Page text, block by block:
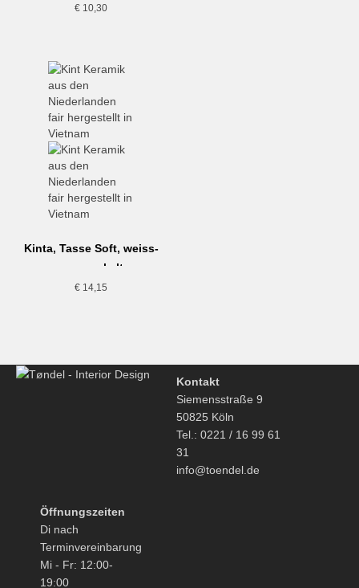
€ 10,30
Kinta, Tasse Soft, weiss-
gesprenkelt
€ 14,15
Kontakt
Siemensstraße 9
50825 Köln
Tel.: 0221 / 16 99 61
31
info@toendel.de
Öffnungszeiten
Di nach
Terminvereinbarung
Mi - Fr: 12:00-
19:00